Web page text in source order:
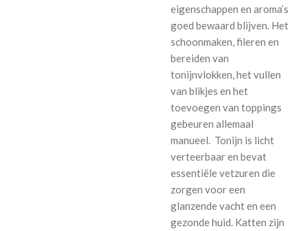
eigenschappen en aroma’s
goed bewaard blijven. Het
schoonmaken, fileren en
bereiden van
tonijnvlokken, het vullen
van blikjes en het
toevoegen van toppings
gebeuren allemaal
manueel. Tonijn is licht
verteerbaar en bevat
essentiële vetzuren die
zorgen voor een
glanzende vacht en een
gezonde huid. Katten zijn